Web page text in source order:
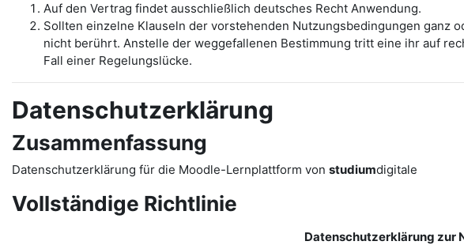
Auf den Vertrag findet ausschließlich deutsches Recht Anwendung.
Sollten einzelne Klauseln der vorstehenden Nutzungsbedingungen ganz
nicht berührt. Anstelle der weggefallenen Bestimmung tritt eine ihr auf
Fall einer Regelungslücke.
Datenschutzerklärung
Zusammenfassung
Datenschutzerklärung für die Moodle-Lernplattform von studiumdigitale
Vollständige Richtlinie
Datenschutzerklärung zur